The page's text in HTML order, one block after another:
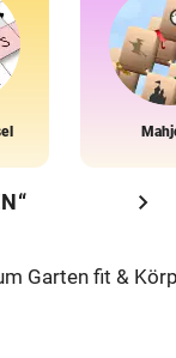
chevron_right